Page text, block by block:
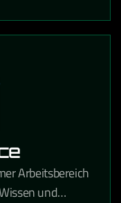
ist. Sie ist
gesamten
Arbeitsbereich
und